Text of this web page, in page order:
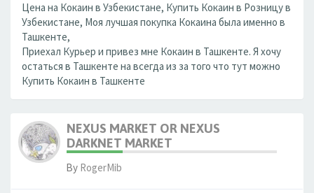
Цена на Кокаин в Узбекистане, Купить Кокаин в Розницу в
Узбекистане, Моя лучшая покупка Кокаина была именно в
Ташкенте,
Приехал Курьер и привез мне Кокаин в Ташкенте. Я хочу
остаться в Ташкенте на всегда из за того что тут можно
Купить Кокаин в Ташкенте
NEXUS MARKET OR NEXUS
DARKNET MARKET
By RogerMib